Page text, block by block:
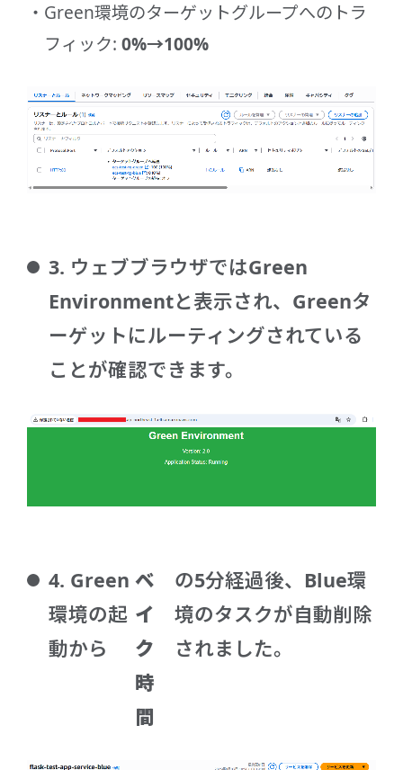
Green環境のターゲットグループへのトラ
フィック: 0%→100%
3. ウェブブラウザではGreen
Environmentと表示され、Greenタ
ーゲットにルーティングされている
ことが確認できます。
4. Green
環境の起
動から
ベ
イ
ク
時
間
の5分経過後、Blue環
境のタスクが自動削除
されました。